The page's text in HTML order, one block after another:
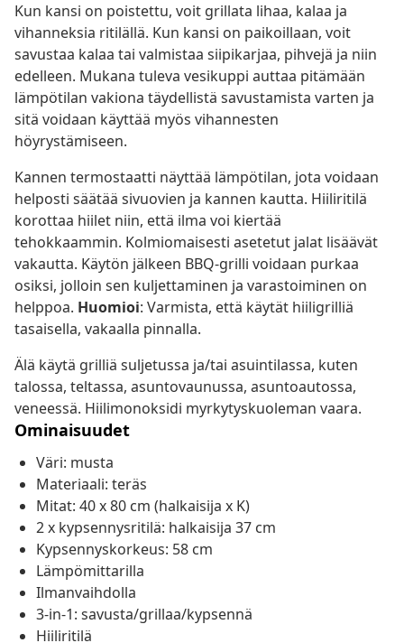
Kun kansi on poistettu, voit grillata lihaa, kalaa ja
vihanneksia ritilällä. Kun kansi on paikoillaan, voit
savustaa kalaa tai valmistaa siipikarjaa, pihvejä ja niin
edelleen. Mukana tuleva vesikuppi auttaa pitämään
lämpötilan vakiona täydellistä savustamista varten ja
sitä voidaan käyttää myös vihannesten
höyrystämiseen.
Kannen termostaatti näyttää lämpötilan, jota voidaan
helposti säätää sivuovien ja kannen kautta. Hiiliritilä
korottaa hiilet niin, että ilma voi kiertää
tehokkaammin. Kolmiomaisesti asetetut jalat lisäävät
vakautta. Käytön jälkeen BBQ-grilli voidaan purkaa
osiksi, jolloin sen kuljettaminen ja varastoiminen on
helppoa. Huomioi: Varmista, että käytät hiiligrilliä
tasaisella, vakaalla pinnalla.
Älä käytä grilliä suljetussa ja/tai asuintilassa, kuten
talossa, teltassa, asuntovaunussa, asuntoautossa,
veneessä. Hiilimonoksidi myrkytyskuoleman vaara.
Ominaisuudet
Väri: musta
Materiaali: teräs
Mitat: 40 x 80 cm (halkaisija x K)
2 x kypsennysritilä: halkaisija 37 cm
Kypsennyskorkeus: 58 cm
Lämpömittarilla
Ilmanvaihdolla
3-in-1: savusta/grillaa/kypsennä
Hiiliritilä